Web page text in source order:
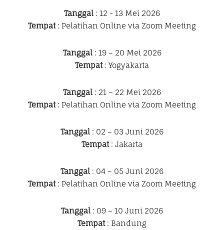
Tanggal : 12 - 13 Mei 2026
Tempat: Pelatihan Online via Zoom Meeting
Tanggal: 19 – 20 Mei 2026
Tempat: Yogyakarta
Tanggal : 21 – 22 Mei 2026
Tempat: Pelatihan Online via Zoom Meeting
Tanggal : 02 – 03 Juni 2026
Tempat: Jakarta
Tanggal : 04 – 05 Juni 2026
Tempat: Pelatihan Online via Zoom Meeting
Tanggal : 09 – 10 Juni 2026
Tempat: Bandung